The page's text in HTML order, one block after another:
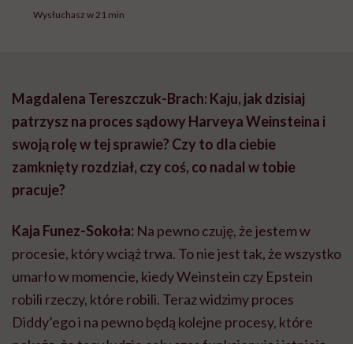
Wysłuchasz w 21 min
Magdalena Tereszczuk-Brach: Kaju, jak dzisiaj
patrzysz na proces sądowy Harveya Weinsteina i
swoją rolę w tej sprawie? Czy to dla ciebie
zamknięty rozdział, czy coś, co nadal w tobie
pracuje?
Kaja Funez-Sokoła: Na pewno czuję, że jestem w
procesie, który wciąż trwa. To nie jest tak, że wszystko
umarło w momencie, kiedy Weinstein czy Epstein
robili rzeczy, które robili. Teraz widzimy proces
Diddy’ego i na pewno będą kolejne procesy, które